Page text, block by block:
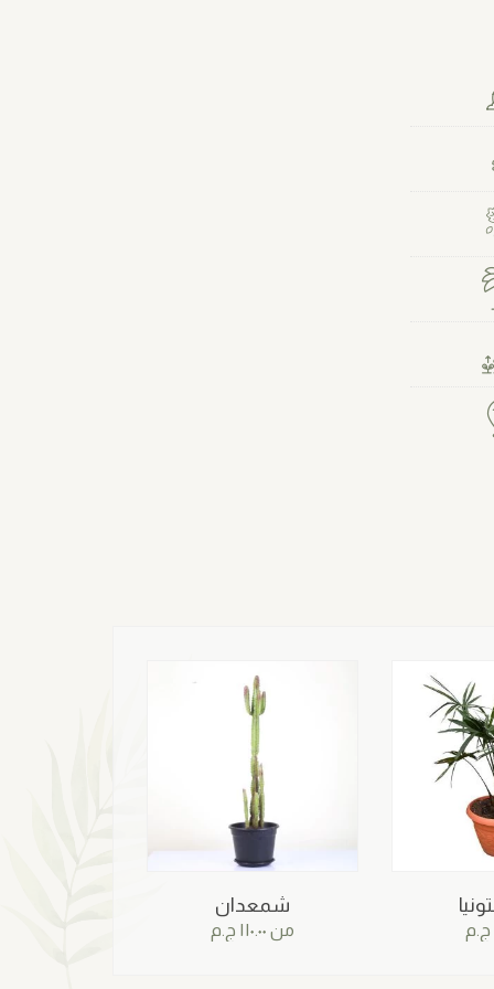
شمعدان
من ١١٠.٠٠ ج.م ج.م